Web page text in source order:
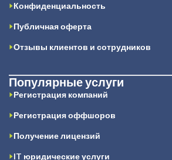
Конфиденциальность
Публичная оферта
Отзывы клиентов и сотрудников
Популярные услуги
Регистрация компаний
Регистрация оффшоров
Получение лицензий
IT юридические услуги